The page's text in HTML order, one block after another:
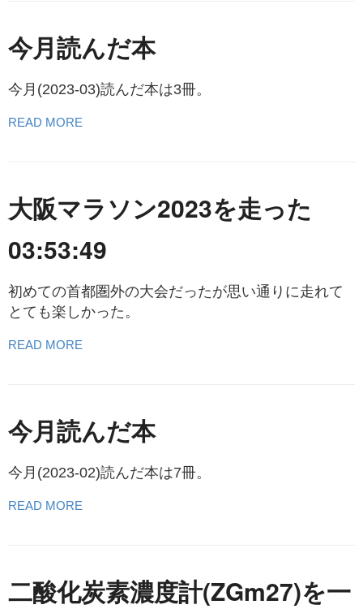
今月読んだ本
今月(2023-03)読んだ本は3冊。
READ MORE
大阪マラソン2023を走った
03:53:49
初めての首都圏外の大会だったが思い通りに走れて
とても楽しかった。
READ MORE
今月読んだ本
今月(2023-02)読んだ本は7冊。
READ MORE
二酸化炭素濃度計(ZGm27)を一